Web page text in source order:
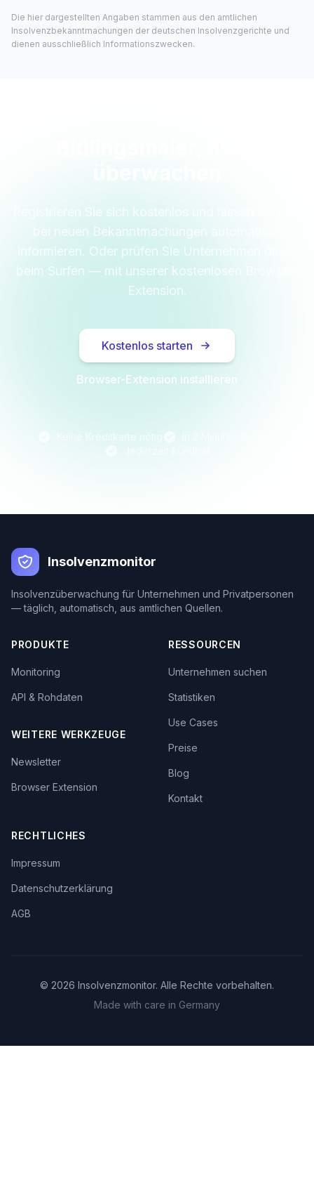
Die hier dargestellten Angaben stammen aus den amtlichen
Insolvenzbekanntmachungen der deutschen Insolvenzgerichte und
dienen ausschließlich Informationszwecken.
Registrieren Sie sich kostenlos und lassen Sie sich
bei neuen Bekanntmachungen automatisch
informieren. Oder prüfen Sie Unternehmen direkt
beim Surfen — mit unserer kostenlosen Browser-
Extension.
Kostenlos starten
Browser-Extension installieren
Insolvenzmonitor
Insolvenzüberwachung für Unternehmen und Privatpersonen
— täglich, automatisch, aus amtlichen Quellen.
PRODUKTE
Monitoring
API & Rohdaten
WEITERE WERKZEUGE
Newsletter
Browser Extension
RESSOURCEN
Unternehmen suchen
Statistiken
Use Cases
Preise
Blog
Kontakt
RECHTLICHES
Impressum
Datenschutzerklärung
AGB
© 2026 Insolvenzmonitor. Alle Rechte vorbehalten.
Made with care in Germany